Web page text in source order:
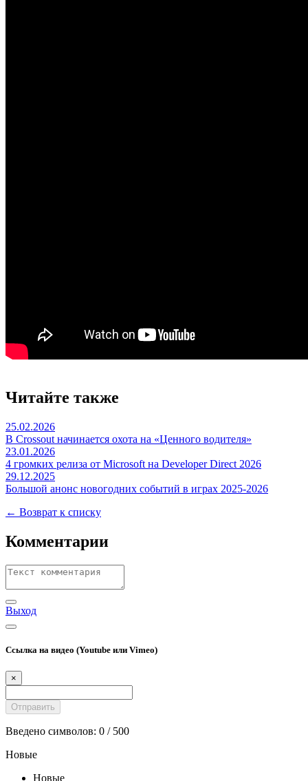
Читайте также
25.02.2026
В Crossout начинается охота на «Ценного водителя»
23.01.2026
4 громких релиза от Microsoft на Developer Direct 2026
29.12.2025
Большой анонс новогодних событий в играх 2025-2026
← Возврат к списку
Комментарии
Выход
Ссылка на видео (Youtube или Vimeo)
×
Введено символов: 0 / 500
Новые
Новые